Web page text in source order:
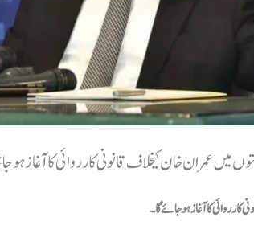
کارروائی کا آغاز ہوجائے گا۔